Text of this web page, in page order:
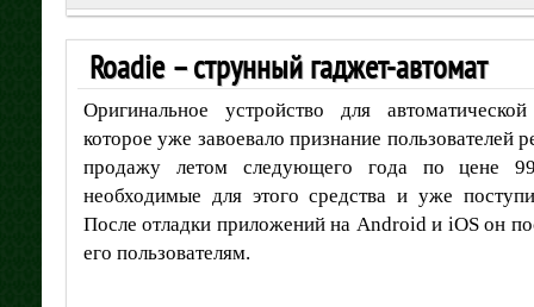
Roadie – струнный гаджет-автомат
Оригинальное устройство для
которое уже завоевало признание пользователей
продажу летом следующего года по цене
необходимые для этого средства и уже
После отладки приложений на Android и iOS он
его пользователям.